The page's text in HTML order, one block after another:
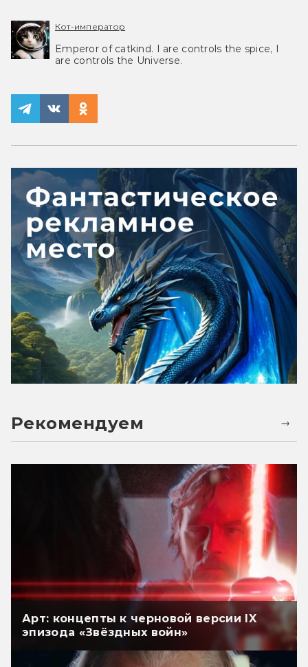
Кот-император
Emperor of catkind. I are controls the spice, I
are controls the Universe.
Рекомендуем
Арт: концепты к черновой версии IX
эпизода «Звёздных войн»